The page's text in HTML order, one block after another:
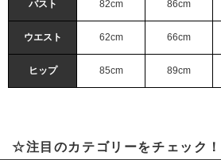
バスト 82cm 86cm
ウエスト 62cm 66cm
ヒップ 85cm 89cm
☆注目のカテゴリーをチェック！